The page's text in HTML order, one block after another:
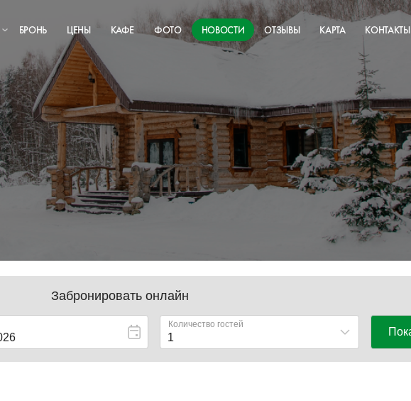
БРОНЬ ЦЕНЫ КАФЕ ФОТО НОВОСТИ ОТЗЫВЫ КАРТА КОНТАКТЫ